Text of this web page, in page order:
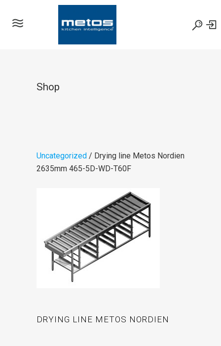
Shop
Uncategorized / Drying line Metos Nordien
2635mm 465-5D-WD-T60F
DRYING LINE METOS NORDIEN